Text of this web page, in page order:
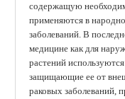
содержащую
применяются в
заболеваний. В
медицине как для
растений
защищающие ее от
раковых заболеваний,